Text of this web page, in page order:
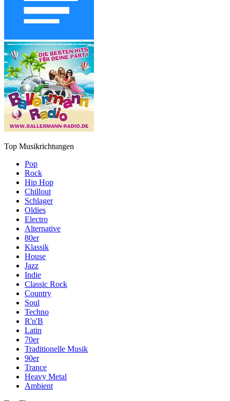
Top Musikrichtungen
Pop
Rock
Hip Hop
Chillout
Schlager
Oldies
Electro
Alternative
80er
Klassik
House
Jazz
Indie
Classic Rock
Country
Soul
Techno
R'n'B
Latin
70er
Traditionelle Musik
90er
Trance
Heavy Metal
Ambient